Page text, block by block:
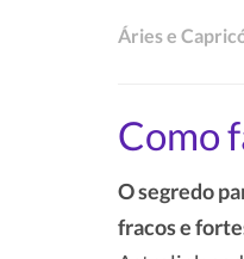
Áries e
Como
O segredo
fracos e